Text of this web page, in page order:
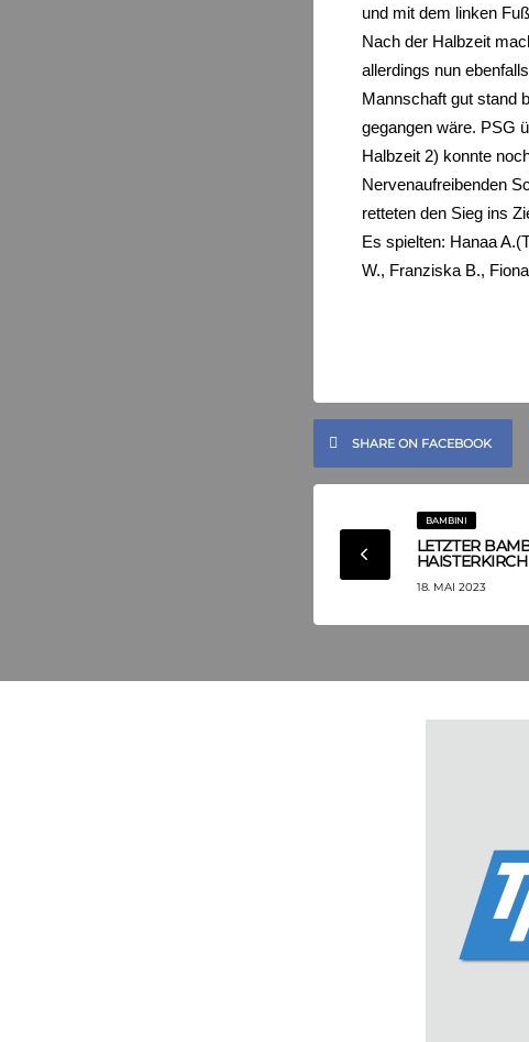
und mit dem linken
Nach der Halbzeit
allerdings nun
Mannschaft gut stand
gegangen wäre. PSG
Halbzeit 2) konnte
Nervenaufreibenden
retteten den Sieg ins
Es spielten: Hanaa
W., Franziska B.,
SHARE ON FACEBOOK
BAMBINI
LETZTER
HAISTERKIRCH
18. MAI 2023